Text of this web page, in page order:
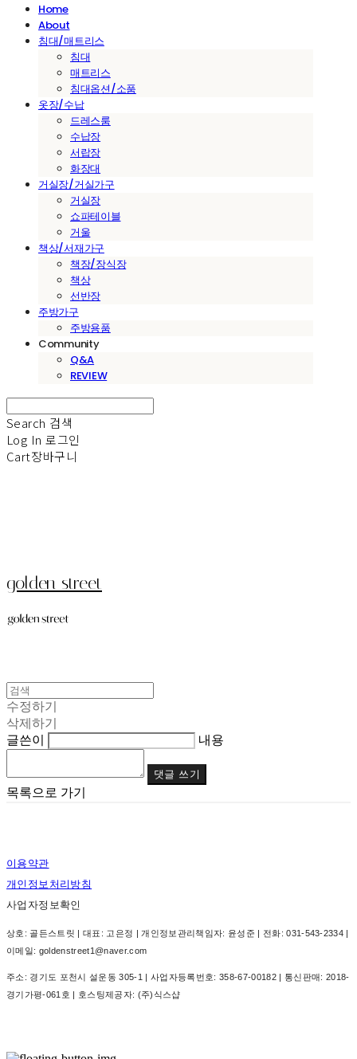
Home
About
침대/매트리스
침대
매트리스
침대옵션/소품
옷장/수납
드레스룸
수납장
서랍장
화장대
거실장/거실가구
거실장
쇼파테이블
거울
책상/서재가구
책장/장식장
책상
선반장
주방가구
주방용품
Community
Q&A
REVIEW
Search 검색
Log In 로그인
Cart장바구니
golden street
수정하기
삭제하기
글쓴이
내용
댓글 쓰기
목록으로 가기
이용약관
개인정보처리방침
사업자정보확인
상호: 골든스트릿 | 대표: 고은정 | 개인정보관리책임자: 윤성준 | 전화: 031-543-2334 |
이메일: goldenstreet1@naver.com
주소: 경기도 포천시 설운동 305-1 | 사업자등록번호: 358-67-00182| 통신판매: 2018-
경기가평-061호 | 호스팅제공자: (주)식스샵